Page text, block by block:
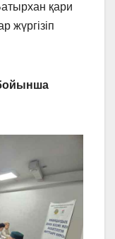
қари
жүргізіп